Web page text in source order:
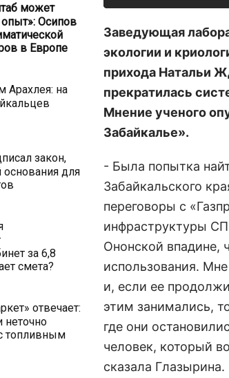
может
Осипов
в Европе
Арахлея: на
закон,
для
за 6,8
смета?
отвечает:
неточно
топливным
Заведующая
экологии и
прихода Натальи
прекратилась
Мнение ученого
Забайкалье».
- Была попытка
Забайкальского
переговоры с
инфраструктуры
Ононской впадине,
использования.
и, если ее
этим занимались,
где они
человек, который
сказала Глазырина.